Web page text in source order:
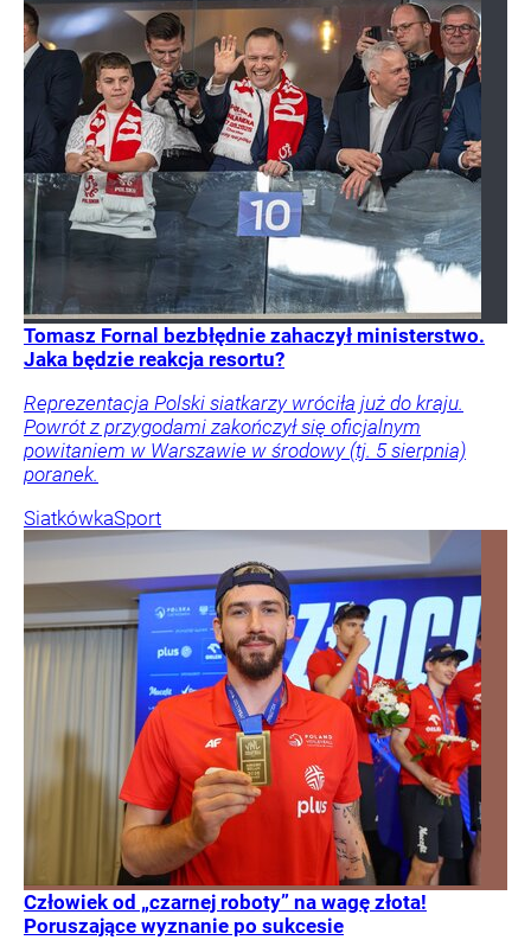
Tomasz Fornal bezbłędnie zahaczył ministerstwo.
Jaka będzie reakcja resortu?
Reprezentacja Polski siatkarzy wróciła już do kraju.
Powrót z przygodami zakończył się oficjalnym
powitaniem w Warszawie w środowy (tj. 5 sierpnia)
poranek.
SiatkówkaSport
Człowiek od „czarnej roboty” na wagę złota!
Poruszające wyznanie po sukcesie